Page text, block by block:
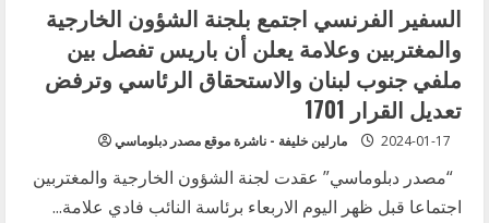
السفير الفرنسي اجتمع بلجنة الشؤون الخارجية
والمغتربين وعلامة يعلن أن باريس تفصل بين
ملفي جنوب لبنان والاستحقاق الرئاسي وترفض
تعديل القرار 1701
مارلين خليفة - ناشرة موقع مصدر دبلوماسي 2024-01-17
“مصدر دبلوماسي” عقدت لجنة الشؤون الخارجية والمغتربين
اجتماعا قبل ظهر اليوم الاربعاء برئاسة النائب فادي علامة...